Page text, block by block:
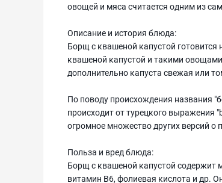
овощей и мяса считается одним из
Описание и история блюда:
Борщ с квашеной капустой
квашеной капустой и такими
дополнительно капуста свежая или
По поводу происхождения названия
происходит от турецкого выражения
огромное множество других версий о
Польза и вред блюда:
Борщ с квашеной капустой содержит
витамин B6, фолиевая кислота и др.